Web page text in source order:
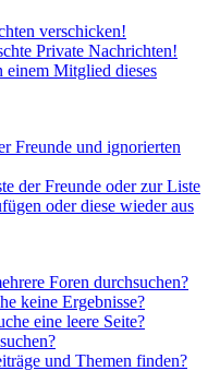
verschicken!
Private Nachrichten!
einem Mitglied dieses
Freunde und ignorierten
der Freunde oder zur Liste
oder diese wieder aus
Foren durchsuchen?
keine Ergebnisse?
eine leere Seite?
und Themen finden?